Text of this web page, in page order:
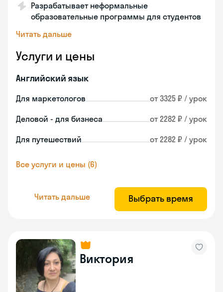
Разрабатывает неформальные
образовательные программы для студентов
Читать дальше
Услуги и цены
Английский язык
Для маркетологов от 3325 ₽ / урок
Деловой - для бизнеса от 2282 ₽ / урок
Для путешествий от 2282 ₽ / урок
Все услуги и цены (6)
Читать дальше Выбрать время
Виктория